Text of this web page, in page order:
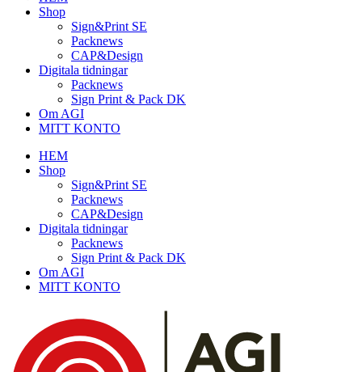
Shop
Sign&Print SE
Packnews
CAP&Design
Digitala tidningar
Packnews
Sign Print & Pack DK
Om AGI
MITT KONTO
HEM
Shop
Sign&Print SE
Packnews
CAP&Design
Digitala tidningar
Packnews
Sign Print & Pack DK
Om AGI
MITT KONTO